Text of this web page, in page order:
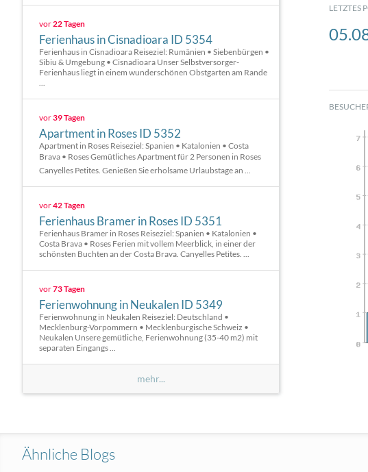
vor22 Tagen
Ferienhaus in Cisnadioara ID 5354
Ferienhaus in Cisnadioara Reiseziel: Rumänien • Siebenbürgen •
Sibiu & Umgebung • Cisnadioara Unser Selbstversorger-
Ferienhaus liegt in einem wunderschönen Obstgarten am Rande
...
vor39 Tagen
Apartment in Roses ID 5352
Apartment in Roses Reiseziel: Spanien • Katalonien • Costa
Brava • Roses Gemütliches Apartment für 2 Personen in Roses 
Canyelles Petites. Genießen Sie erholsame Urlaubstage an ...
vor42 Tagen
Ferienhaus Bramer in Roses ID 5351
Ferienhaus Bramer in Roses Reiseziel: Spanien • Katalonien •
Costa Brava • Roses Ferien mit vollem Meerblick, in einer der
schönsten Buchten an der Costa Brava. Canyelles Petites. ...
vor73 Tagen
Ferienwohnung in Neukalen ID 5349
Ferienwohnung in Neukalen Reiseziel: Deutschland •
Mecklenburg-Vorpommern • Mecklenburgische Schweiz •
Neukalen Unsere gemütliche, Ferienwohnung (35-40 m2) mit
separaten Eingangs ...
mehr...
LETZTES
Ähnliche Blogs